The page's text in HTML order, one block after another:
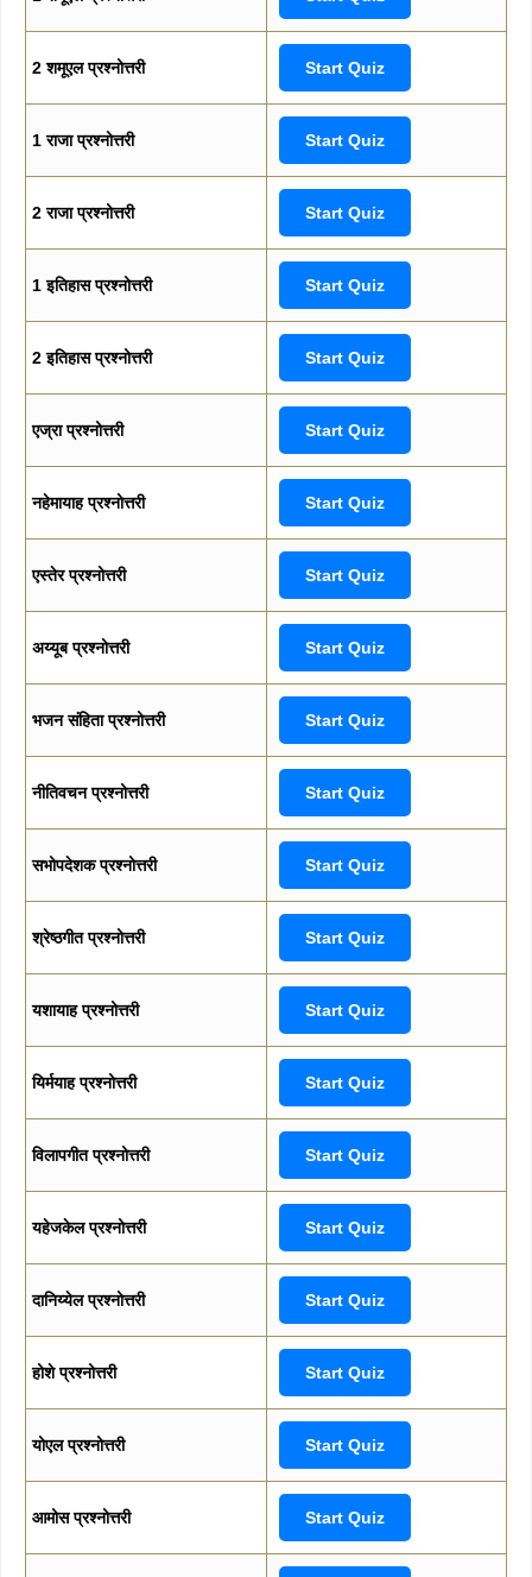
2 शमूएल प्रश्नोत्तरी Start Quiz
1 राजा प्रश्नोत्तरी Start Quiz
2 राजा प्रश्नोत्तरी Start Quiz
1 इतिहास प्रश्नोत्तरी Start Quiz
2 इतिहास प्रश्नोत्तरी Start Quiz
एज्रा प्रश्नोत्तरी Start Quiz
नहेमायाह प्रश्नोत्तरी Start Quiz
एस्तेर प्रश्नोत्तरी Start Quiz
अय्यूब प्रश्नोत्तरी Start Quiz
भजन संहिता प्रश्नोत्तरी Start Quiz
नीतिवचन प्रश्नोत्तरी Start Quiz
सभोपदेशक प्रश्नोत्तरी Start Quiz
श्रेष्ठगीत प्रश्नोत्तरी Start Quiz
यशायाह प्रश्नोत्तरी Start Quiz
यिर्मयाह प्रश्नोत्तरी Start Quiz
विलापगीत प्रश्नोत्तरी Start Quiz
यहेजकेल प्रश्नोत्तरी Start Quiz
दानिय्येल प्रश्नोत्तरी Start Quiz
होशे प्रश्नोत्तरी Start Quiz
योएल प्रश्नोत्तरी Start Quiz
आमोस प्रश्नोत्तरी Start Quiz